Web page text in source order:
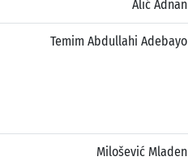
Alić Adnan
Temim Abdullahi Adebayo
Milošević Mladen